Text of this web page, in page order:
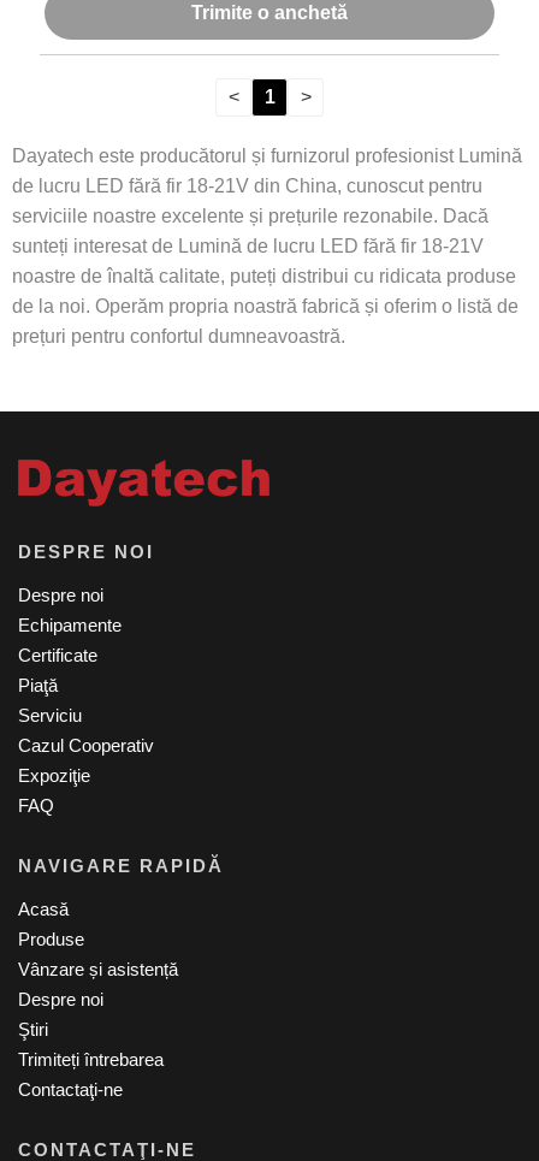
Trimite o anchetă
< 1 >
Dayatech este producătorul și furnizorul profesionist Lumină
de lucru LED fără fir 18-21V din China, cunoscut pentru
serviciile noastre excelente și prețurile rezonabile. Dacă
sunteți interesat de Lumină de lucru LED fără fir 18-21V
noastre de înaltă calitate, puteți distribui cu ridicata produse
de la noi. Operăm propria noastră fabrică și oferim o listă de
prețuri pentru confortul dumneavoastră.
DESPRE NOI
Despre noi
Echipamente
Certificate
Piaţă
Serviciu
Cazul Cooperativ
Expoziţie
FAQ
NAVIGARE RAPIDĂ
Acasă
Produse
Vânzare și asistență
Despre noi
Ştiri
Trimiteți întrebarea
Contactaţi-ne
CONTACTAŢI-NE